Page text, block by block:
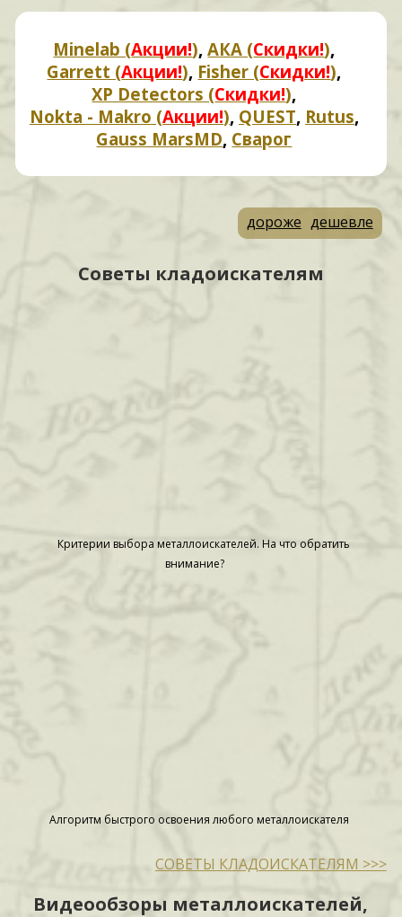
Minelab (Акции!),АКА (Скидки!),
Garrett (Акции!), Fisher (Скидки!),
XP Detectors (Скидки!),
Nokta - Makro (Акции!), QUEST, Rutus,
Gauss MarsMD, Сварог
дороже дешевле
Советы кладоискателям
Критерии выбора металлоискателей. На что обратить
внимание?
Алгоритм быстрого освоения любого металлоискателя
СОВЕТЫ КЛАДОИСКАТЕЛЯМ >>>
Видеообзоры металлоискателей,